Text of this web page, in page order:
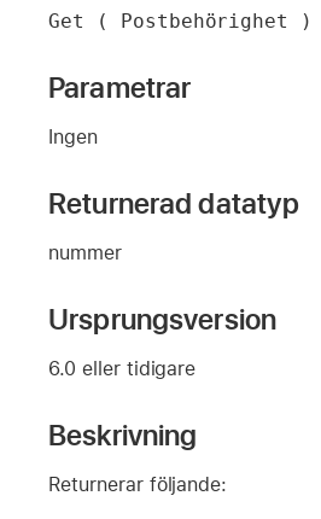
Get ( Postbehörighet )
Parametrar
Ingen
Returnerad datatyp
nummer
Ursprungsversion
6.0 eller tidigare
Beskrivning
Returnerar följande: